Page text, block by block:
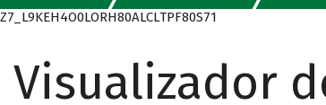
Z7_L9KEH4O0LORH80ALCLTPF80S71
Visualizador